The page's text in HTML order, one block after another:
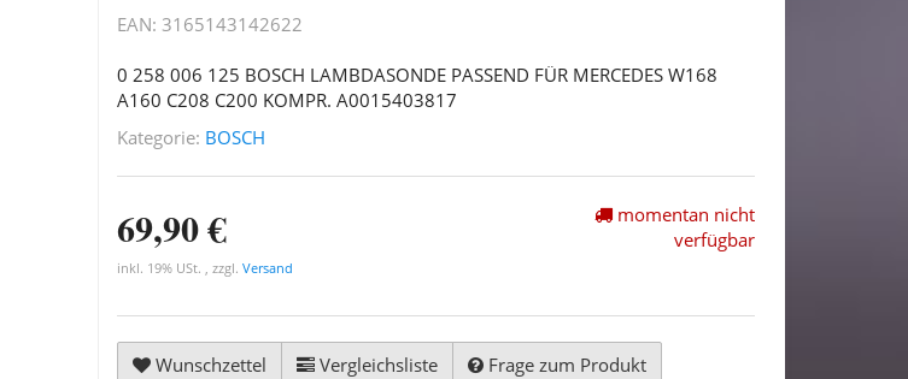
EAN: 3165143142622
0 258 006 125 BOSCH LAMBDASONDE PASSEND FÜR MERCEDES W168
A160 C208 C200 KOMPR. A0015403817
Kategorie: BOSCH
69,90 €
inkl. 19% USt. , zzgl. Versand
momentan nicht
verfügbar
Wunschzettel Vergleichsliste Frage zum Produkt